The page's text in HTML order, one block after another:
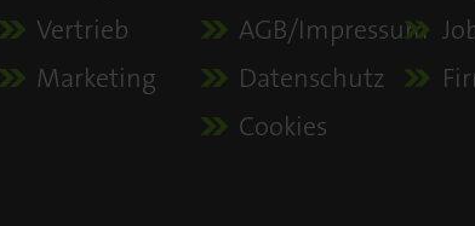
Vertrieb
Marketing
AGB/Impressum
Datenschutz
Cookies